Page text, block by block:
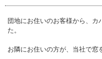
団地にお住いのお客様から、カ
た。
お隣にお住いの方が、当社で窓